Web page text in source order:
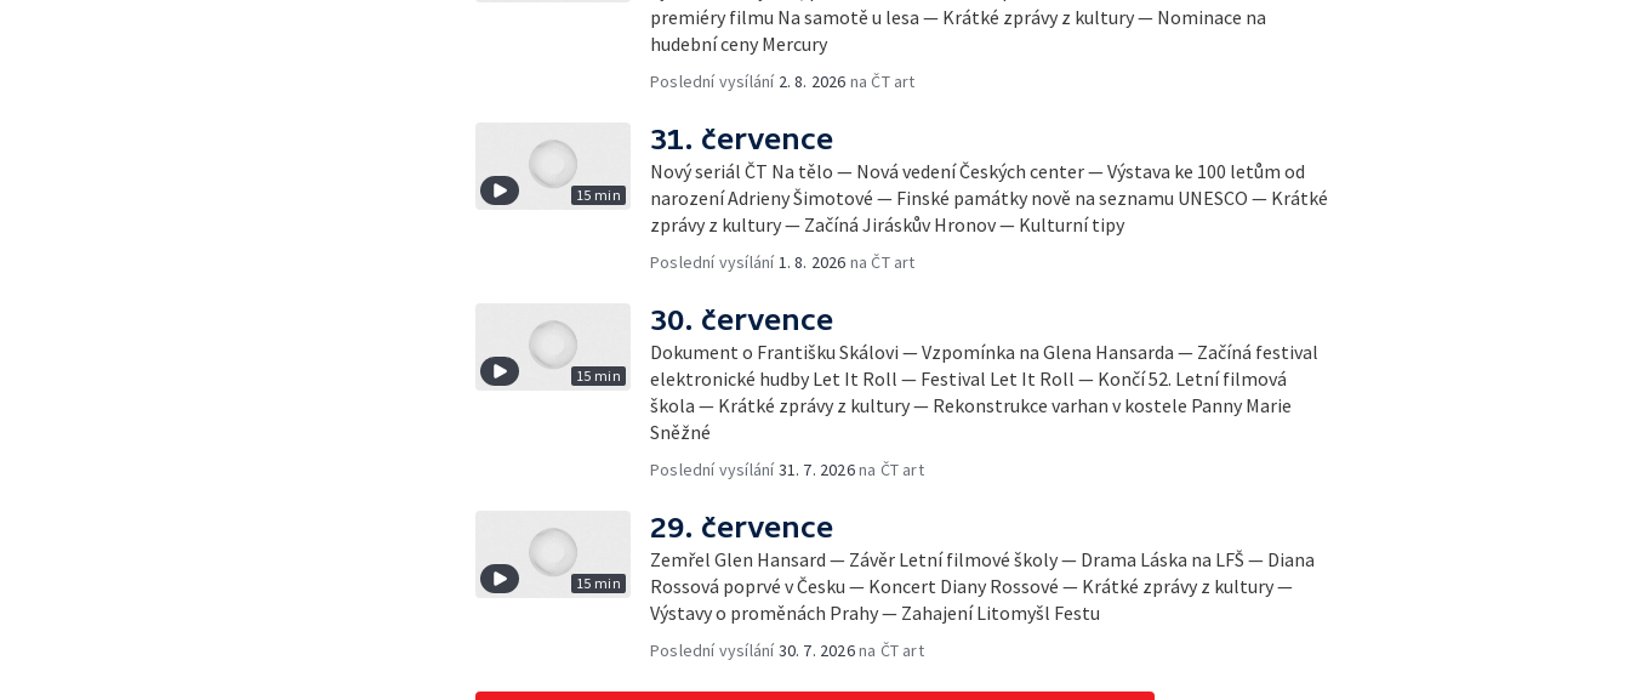
premiéry filmu Na samotě u lesa — Krátké zprávy z kultury — Nominace na
hudební ceny Mercury
Poslední vysílání 2. 8. 2026 na ČT art
15 min
31. července
Nový seriál ČT Na tělo — Nová vedení Českých center — Výstava ke 100 letům od
narození Adrieny Šimotové — Finské památky nově na seznamu UNESCO — Krátké
zprávy z kultury — Začíná Jiráskův Hronov — Kulturní tipy
Poslední vysílání1. 8. 2026 na ČT art
15 min
30. července
Dokument o Františku Skálovi — Vzpomínka na Glena Hansarda — Začíná festival
elektronické hudby Let It Roll — Festival Let It Roll — Končí 52. Letní filmová
škola — Krátké zprávy z kultury — Rekonstrukce varhan v kostele Panny Marie
Sněžné
Poslední vysílání31. 7. 2026na ČT art
15 min
29. července
Zemřel Glen Hansard — Závěr Letní filmové školy — Drama Láska na LFŠ — Diana
Rossová poprvé v Česku — Koncert Diany Rossové — Krátké zprávy z kultury —
Výstavy o proměnách Prahy — Zahajení Litomyšl Festu
Poslední vysílání30. 7. 2026na ČT art